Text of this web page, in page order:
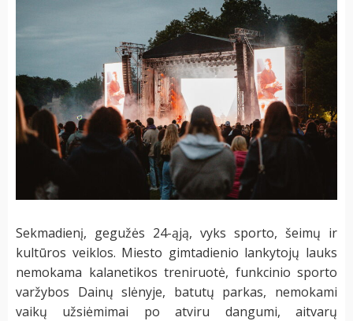
Sekmadienį, gegužės 24-ąją, vyks sporto, šeimų ir
kultūros veiklos. Miesto gimtadienio lankytojų lauks
nemokama kalanetikos treniruotė, funkcinio sporto
varžybos Dainų slėnyje, batutų parkas, nemokami
vaikų užsiėmimai po atviru dangumi, aitvarų